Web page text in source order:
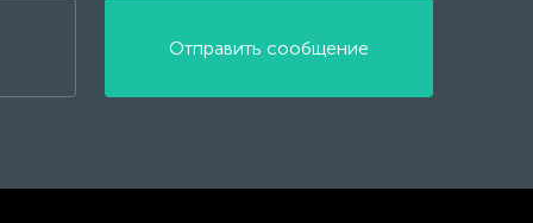
Отправить сообщение